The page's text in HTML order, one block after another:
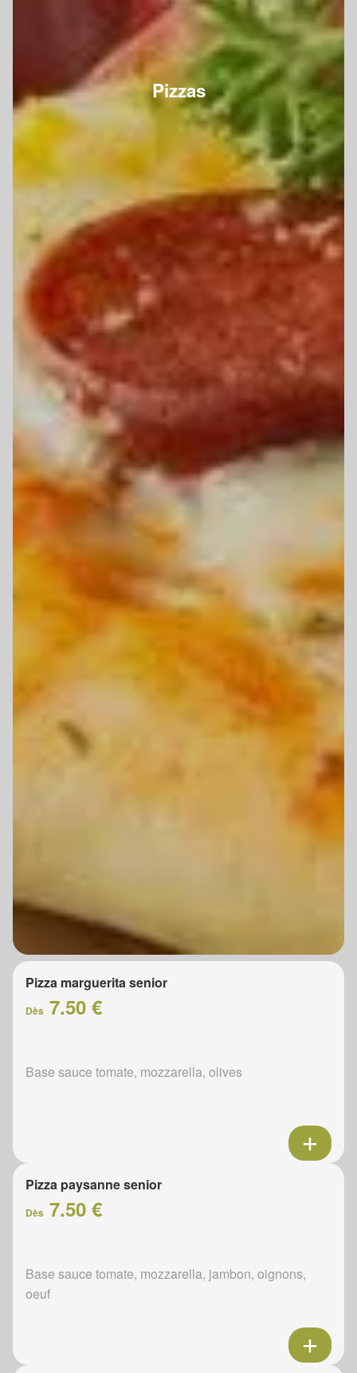
Pizzas
Pizza marguerita senior
Dès 7.50 €
Base sauce tomate, mozzarella, olives
Pizza paysanne senior
Dès 7.50 €
Base sauce tomate, mozzarella, jambon, oignons,
oeuf